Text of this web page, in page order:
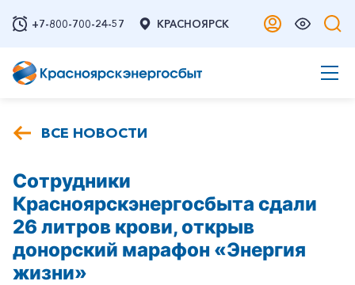
+7-800-700-24-57 КРАСНОЯРСК
ВСЕ НОВОСТИ
Сотрудники
Красноярскэнергосбыта сдали
26 литров крови, открыв
донорский марафон «Энергия
жизни»